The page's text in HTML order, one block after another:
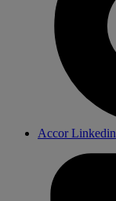
Accor Linkedin